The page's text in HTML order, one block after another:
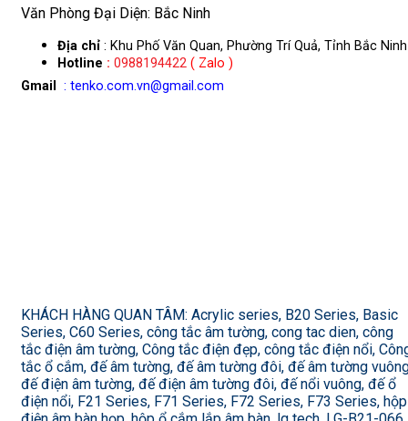
Văn Phòng Đại Diện: Bắc Ninh
Địa chỉ : Khu Phố Văn Quan, Phường Trí Quả, Tỉnh Bắc Ninh
Hotline : 0988194422 ( Zalo )
Gmail
: tenko.com.vn@gmail.com
KHÁCH HÀNG QUAN TÂM: Acrylic series, B20 Series, Basic
Series, C60 Series, công tắc âm tường, cong tac dien, công
tắc điện âm tường, Công tắc điện đẹp, công tắc điện nổi,
tắc ổ cắm, đế âm tường, đế âm tường đôi, đế âm tường
đế điện âm tường, đế điện âm tường đôi, đế nổi vuông, đế ổ
điện nổi, F21 Series, F71 Series, F72 Series, F73 Series, hộp